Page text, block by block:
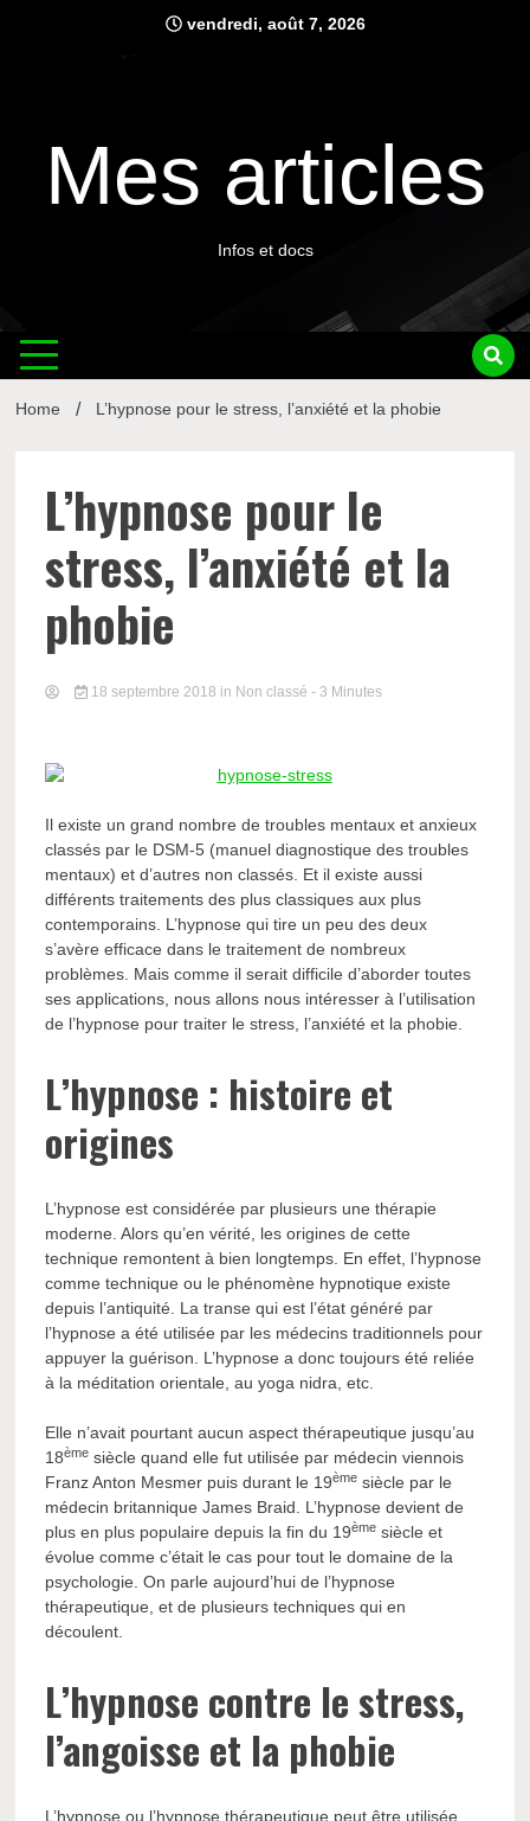
vendredi, août 7, 2026
Mes articles
Infos et docs
Home L’hypnose pour le stress, l’anxiété et la phobie
L’hypnose pour le
stress, l’anxiété et la
phobie
18 septembre 2018 in Non classé - 3 Minutes
Il existe un grand nombre de troubles mentaux et anxieux
classés par le DSM-5 (manuel diagnostique des troubles
mentaux) et d’autres non classés. Et il existe aussi
différents traitements des plus classiques aux plus
contemporains. L’hypnose qui tire un peu des deux
s’avère efficace dans le traitement de nombreux
problèmes. Mais comme il serait difficile d’aborder toutes
ses applications, nous allons nous intéresser à l’utilisation
de l’hypnose pour traiter le stress, l’anxiété et la phobie.
L’hypnose : histoire et
origines
L’hypnose est considérée par plusieurs une thérapie
moderne. Alors qu’en vérité, les origines de cette
technique remontent à bien longtemps. En effet, l’hypnose
comme technique ou le phénomène hypnotique existe
depuis l’antiquité. La transe qui est l’état généré par
l’hypnose a été utilisée par les médecins traditionnels pour
appuyer la guérison. L’hypnose a donc toujours été reliée
à la méditation orientale, au yoga nidra, etc.
Elle n’avait pourtant aucun aspect thérapeutique jusqu’au
18ème siècle quand elle fut utilisée par médecin viennois
Franz Anton Mesmer puis durant le 19ème siècle par le
médecin britannique James Braid. L’hypnose devient de
plus en plus populaire depuis la fin du 19ème siècle et
évolue comme c’était le cas pour tout le domaine de la
psychologie. On parle aujourd’hui de l’hypnose
thérapeutique, et de plusieurs techniques qui en
découlent.
L’hypnose contre le stress,
l’angoisse et la phobie
L’hypnose ou l’hypnose thérapeutique peut être utilisée